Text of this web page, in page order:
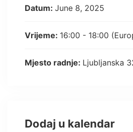
Datum: June 8, 2025
Vrijeme: 16:00 - 18:00
Mjesto radnje: Ljubljanska
Dodaj u kalendar